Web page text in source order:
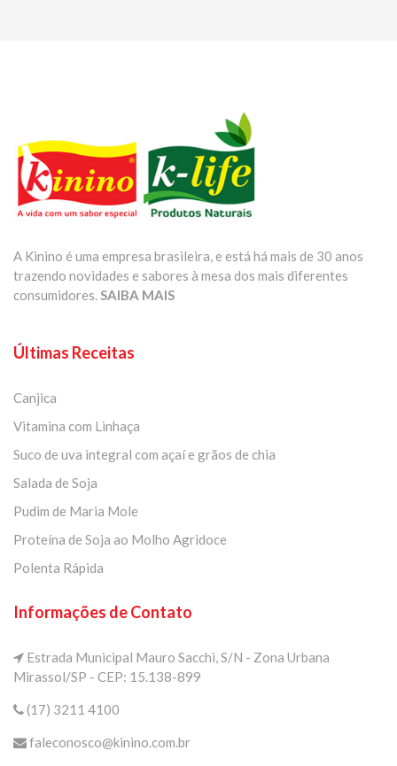
A Kinino é uma empresa brasileira, e está há mais de 30 anos
trazendo novidades e sabores à mesa dos mais diferentes
consumidores.SAIBA MAIS
Últimas Receitas
Canjica
Vitamina com Linhaça
Suco de uva integral com açaí e grãos de chia
Salada de Soja
Pudim de Maria Mole
Proteína de Soja ao Molho Agridoce
Polenta Rápida
Informações de Contato
Estrada Municipal Mauro Sacchi, S/N - Zona Urbana
Mirassol/SP - CEP: 15.138-899
(17) 3211 4100
faleconosco@kinino.com.br